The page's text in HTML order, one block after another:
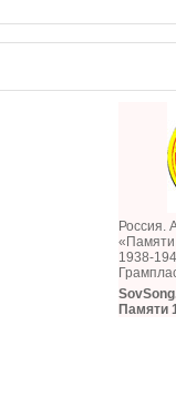
Россия.
«Памяти
1938-
Памяти